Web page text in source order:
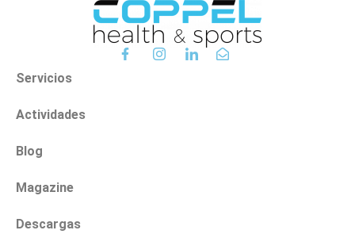
Servicios
Actividades
Blog
Magazine
Descargas